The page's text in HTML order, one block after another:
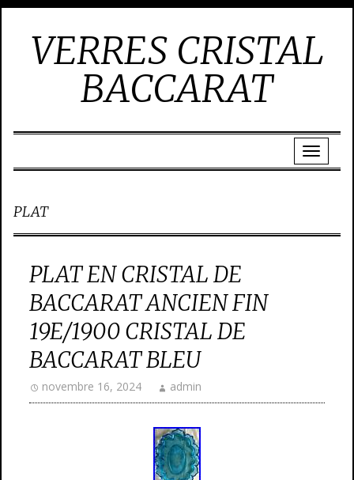
VERRES CRISTAL
BACCARAT
PLAT
PLAT EN CRISTAL DE
BACCARAT ANCIEN FIN
19E/1900 CRISTAL DE
BACCARAT BLEU
novembre 16, 2024 admin